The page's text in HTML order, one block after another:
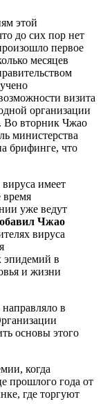
этой
до сих пор нет
первое
месяцев
визита
организации
Во вторник Чжао
министерства
брифинге, что
имеет
время
уже ведут
Чжао
вируса
эпидемий в
и жизни
в
основы этого
когда
прошлого года от
где торгуют